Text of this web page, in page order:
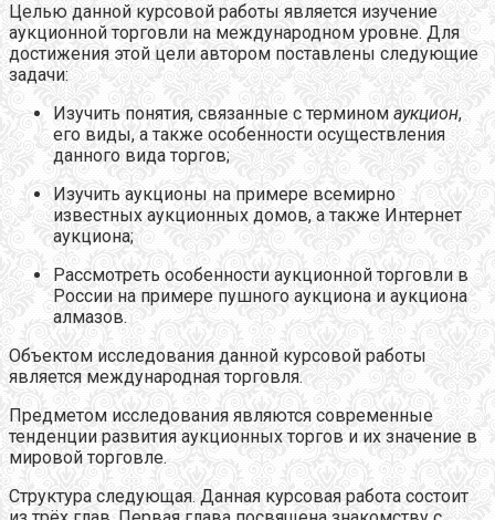
Целью данной курсовой работы является изучение
аукционной торговли на международном уровне. Для
достижения этой цели автором поставлены следующие
задачи:
Изучить понятия, связанные с термином аукцион,
его виды, а также особенности осуществления
данного вида торгов;
Изучить аукционы на примере всемирно
известных аукционных домов, а также Интернет
аукциона;
Рассмотреть особенности аукционной торговли в
России на примере пушного аукциона и аукциона
алмазов.
Объектом исследования данной курсовой работы
является международная торговля.
Предметом исследования являются современные
тенденции развития аукционных торгов и их значение в
мировой торговле.
Структура следующая. Данная курсовая работа состоит